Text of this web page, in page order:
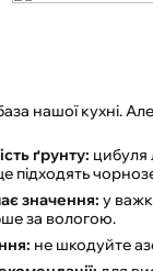
нашої кухні.
ґрунту: цибуля
підходять
значення: у
за вологою.
не шкодуйте